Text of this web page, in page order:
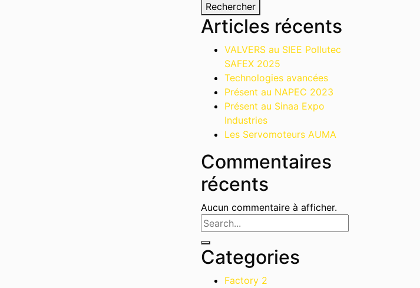
Rechercher
Articles récents
VALVERS au SIEE Pollutec
SAFEX 2025
Technologies avancées
Présent au NAPEC 2023
Présent au Sinaa Expo
Industries
Les Servomoteurs AUMA
Commentaires
récents
Aucun commentaire à afficher.
Categories
Factory 2